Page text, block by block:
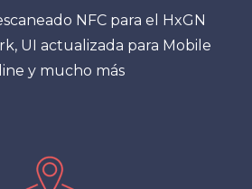
NFC para el HxGN
UI actualizada para Mobile
y mucho más